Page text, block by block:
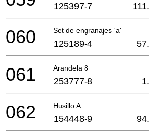
125397-7
Set de engranajes 'a'
060 125189-4
Arandela 8
061 253777-8
Husillo A
062 154448-9